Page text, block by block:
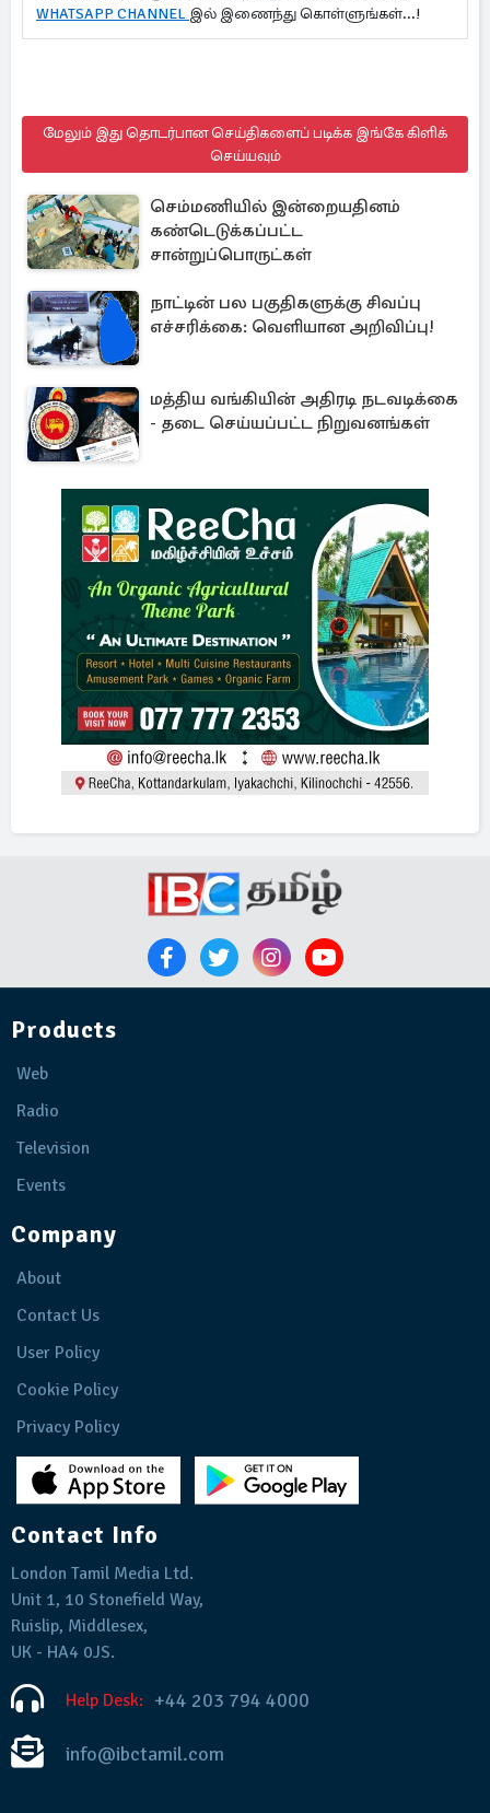
WHATSAPP CHANNEL இல் இணைந்து கொள்ளுங்கள்...!
மேலும் இது தொடர்பான செய்திகளைப் படிக்க இங்கே கிளிக்
செய்யவும்
செம்மணியில் இன்றையதினம்
கண்டெடுக்கப்பட்ட
சான்றுப்பொருட்கள்
நாட்டின் பல பகுதிகளுக்கு சிவப்பு
எச்சரிக்கை: வெளியான அறிவிப்பு!
மத்திய வங்கியின் அதிரடி நடவடிக்கை
- தடை செய்யப்பட்ட நிறுவனங்கள்
Products
Web
Radio
Television
Events
Company
About
Contact Us
User Policy
Cookie Policy
Privacy Policy
Contact Info
London Tamil Media Ltd.
Unit 1, 10 Stonefield Way,
Ruislip, Middlesex,
UK - HA4 0JS.
Help Desk: +44 203 794 4000
info@ibctamil.com